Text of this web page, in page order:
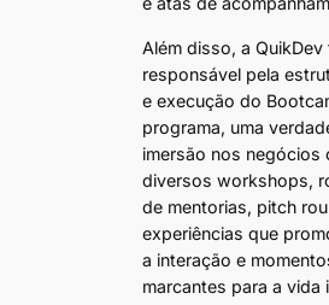
Além disso, a QuikDev
responsável pela
e execução do
programa, uma
imersão nos negócios
diversos workshops,
de mentorias, pitch
experiências que
a interação e
marcantes para a vida